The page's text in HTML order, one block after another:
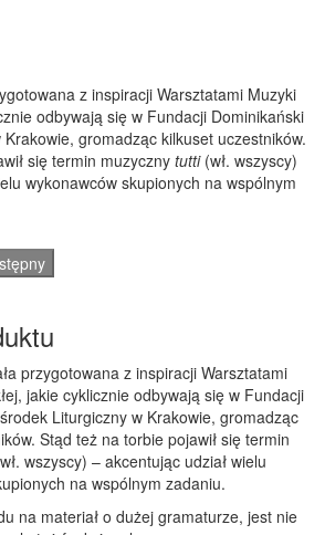
z inspiracji Warsztatami Muzyki
odbywają się w Fundacji Dominikański
gromadząc kilkuset uczestników.
się termin muzyczny tutti(wł. wszyscy)
wykonawców skupionych na wspólnym
przygotowana z inspiracji Warsztatami
jakie cyklicznie odbywają się w Fundacji
Liturgiczny w Krakowie, gromadząc
Stąd też na torbie pojawił się termin
wszyscy) – akcentując udział wielu
na wspólnym zadaniu.
na materiał o dużej gramaturze, jest nie